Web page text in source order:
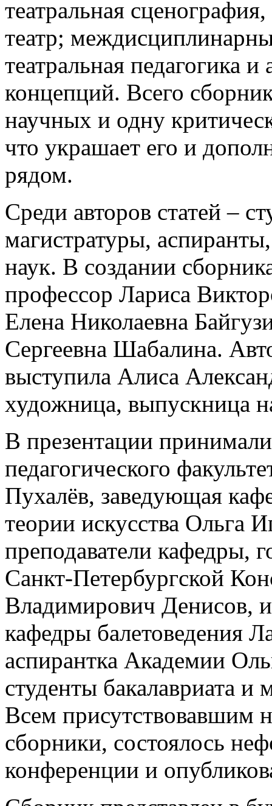
театральная
театр;
театральная педагогика
концепций. Всего
научных и одну
что украшает его и
рядом.
Среди авторов статей –
магистратуры,
наук. В создании
профессор Лариса
Елена Николаевна
Сергеевна Шабалина.
выступила Алиса
художница, выпускница
В презентации
педагогического
Пухалёв, заведующая
теории искусства Ольга
преподаватели кафедры,
Санкт-Петербургской
Владимирович Денисов,
кафедры балетоведения
аспирантка Академии
студенты бакалавриата и
Всем присутствовавшим
сборники, состоялось
конференции и